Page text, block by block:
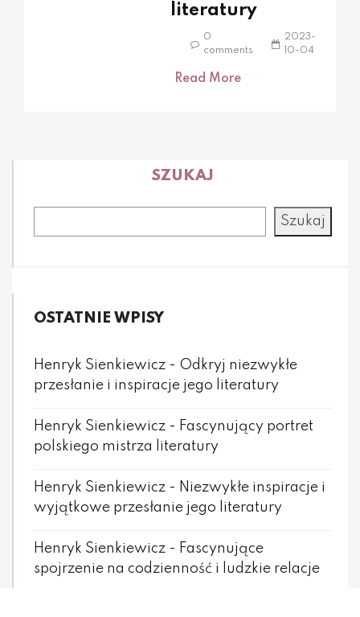
literatury
0
comments
2023-
10-04
Read More
SZUKAJ
Szukaj
OSTATNIE WPISY
Henryk Sienkiewicz - Odkryj niezwykłe
przesłanie i inspiracje jego literatury
Henryk Sienkiewicz - Fascynujący portret
polskiego mistrza literatury
Henryk Sienkiewicz - Niezwykłe inspiracje i
wyjątkowe przesłanie jego literatury
Henryk Sienkiewicz - Fascynujące
spojrzenie na codzienność i ludzkie relacje